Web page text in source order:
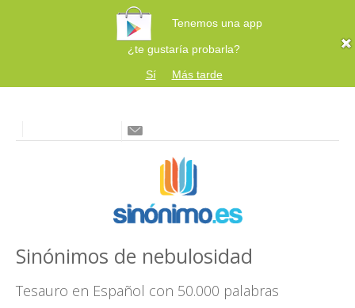
Tenemos una app
¿te gustaría probarla?
Sí
Más tarde
Sinónimos de nebulosidad
Tesauro en Español con 50.000 palabras